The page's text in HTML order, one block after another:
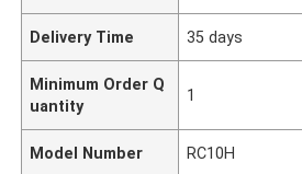
Delivery Time 35 days
Minimum Order Q
uantity
1
Model Number RC10H